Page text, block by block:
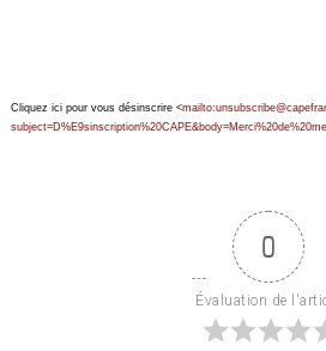
Cliquez ici pour vous désinscrire <
0
Évaluation de